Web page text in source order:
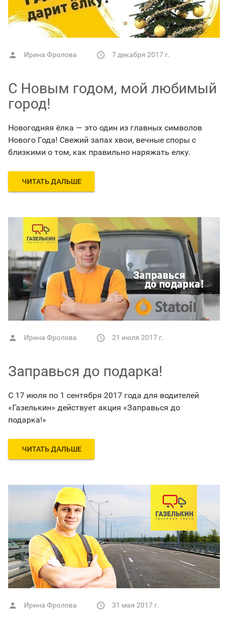
 Ирина Фролова  7 декабря 2017 г.
С Новым годом, мой любимый
город!
Новогодняя ёлка — это один из главных символов
Нового Года! Свежий запах хвои, вечные споры с
близкими о том, как правильно наряжать елку.
ЧИТАТЬ ДАЛЬШЕ
 Ирина Фролова  21 июля 2017 г.
Заправься до подарка!
С 17 июля по 1 сентября 2017 года для водителей
«Газелькин» действует акция «Заправься до
подарка!»
ЧИТАТЬ ДАЛЬШЕ
 Ирина Фролова  31 мая 2017 г.